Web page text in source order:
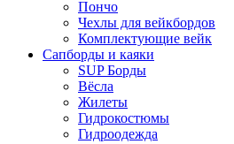
Пончо
Чехлы для вейкбордов
Комплектующие вейк
Сапборды и каяки
SUP Борды
Вёсла
Жилеты
Гидрокостюмы
Гидроодежда